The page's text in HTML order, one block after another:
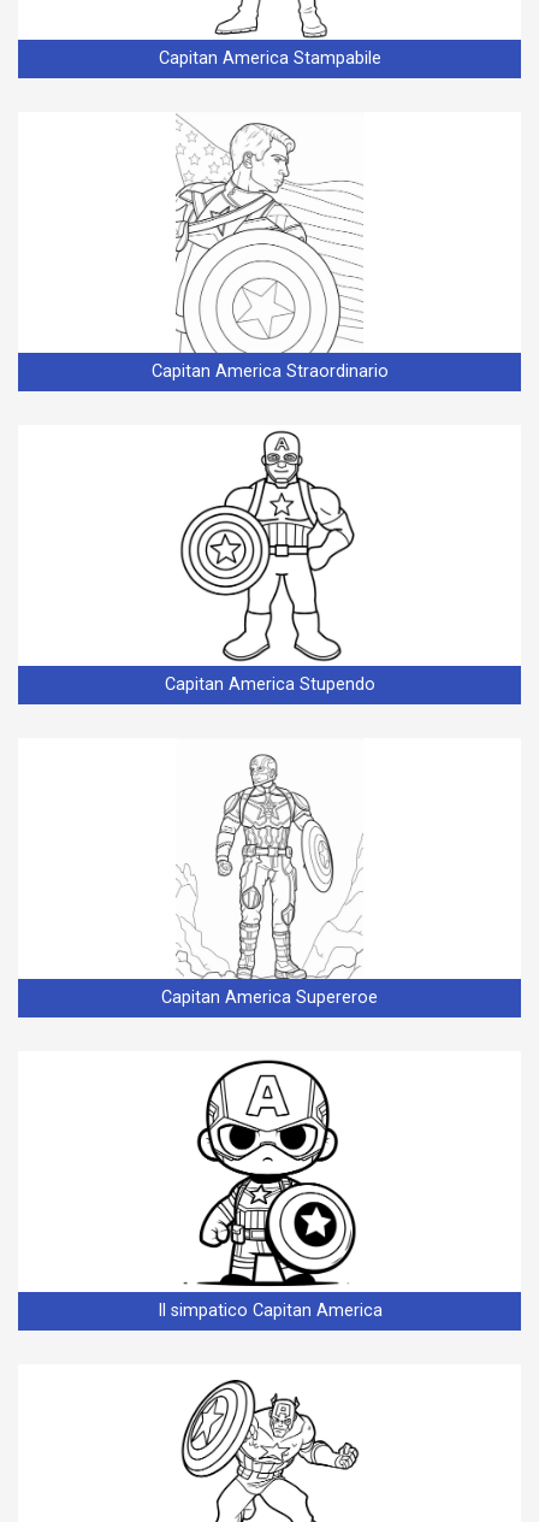
Capitan America Stampabile
Capitan America Straordinario
Capitan America Stupendo
Capitan America Supereroe
Il simpatico Capitan America